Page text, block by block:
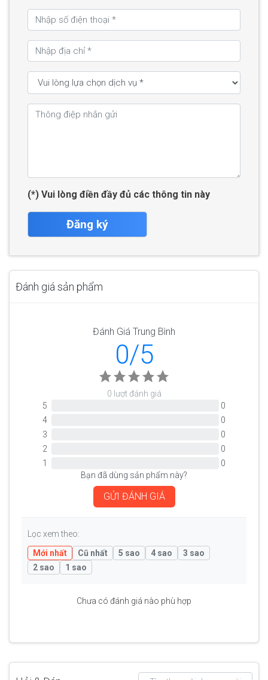
(*) Vui lòng điền đầy đủ các thông tin này
Đăng ký
Đánh giá sản phẩm
Đánh Giá Trung Bình
0/5
0 lượt đánh giá
5
0
4
0
3
0
2
0
1
0
Bạn đã dùng sản phẩm này?
GỬI ĐÁNH GIÁ
Lọc xem theo:
Mới nhất
Cũ nhất 5 sao 4 sao
3 sao
2 sao
1 sao
Chưa có đánh giá nào phù hợp